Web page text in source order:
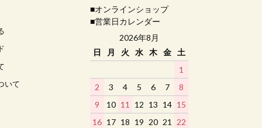
いて
■オンラインショップ
■営業日カレンダー
2026年8月
日
月 火 水 木 金
土
1
2
3 4 5 6 7
8
9
10 11 12 13 14 15
16 17 18 19 20 21
22